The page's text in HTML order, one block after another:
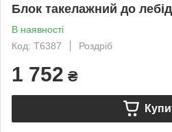
Блок такелажний до
В наявності
Код: T6387
Роздріб
1 752 ₴